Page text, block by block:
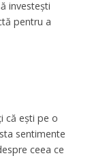
investești
pentru a
că ești pe o
sentimente
ceea ce